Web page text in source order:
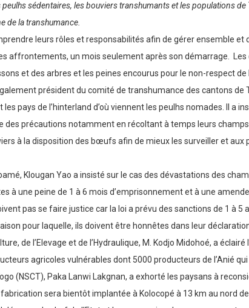
sédentaires, les bouviers transhumants et les populations de
de la transhumance.
leurs rôles et responsabilités afin de gérer ensemble
affrontements, un mois seulement après son démarrage.
et des arbres et les peines encourus pour le non-respect de
président du comité de transhumance des cantons de
pays de l’hinterland d’où viennent les peulhs nomades. Il a
précautions notamment en récoltant à temps leurs champs.
à la disposition des bœufs afin de mieux les surveiller et aux
Klougan Yao a insisté sur le cas des dévastations des
à une peine de 1 à 6 mois d’emprisonnement et à une
pas se faire justice car la loi a prévu des sanctions de 1 à 5
pour laquelle, ils doivent être honnêtes dans leur
de l’Elevage et de l’Hydraulique, M. Kodjo Midohoé, a
agricoles vulnérables dont 5000 producteurs de l’Anié
(NSCT), Paka Lanwi Lakgnan, a exhorté les paysans à
sera bientôt implantée à Kolocopé à 13 km au nord de